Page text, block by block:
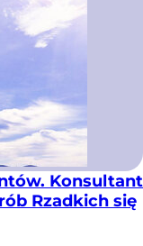
Konsultant
Rzadkich się